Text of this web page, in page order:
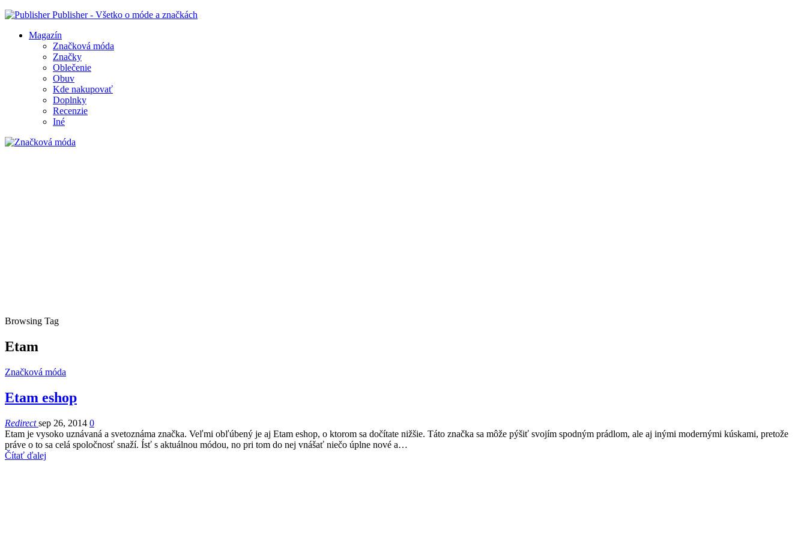
Publisher - Všetko o móde a značkách
Magazín
Značková móda
Značky
Oblečenie
Obuv
Kde nakupovať
Doplnky
Recenzie
Iné
Browsing Tag
Etam
Značková móda
Etam eshop
Redirectsep 26, 2014 0
Etam je vysoko uznávaná a svetoznáma značka. Veľmi obľúbený je aj Etam eshop, o ktorom sa dočítate nižšie. Táto značka sa môže pýšiť svojím spodným prádlom, ale aj inými modernými kúskami, pretože
práve o to sa celá spoločnosť snaží. Ísť s aktuálnou módou, no pri tom do nej vnášať niečo úplne nové a…
Čítať ďalej